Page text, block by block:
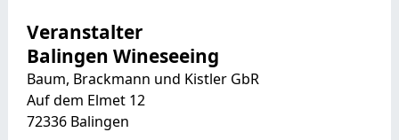
Veranstalter
Balingen Wineseeing
Baum, Brackmann und Kistler GbR
Auf dem Elmet 12
72336 Balingen